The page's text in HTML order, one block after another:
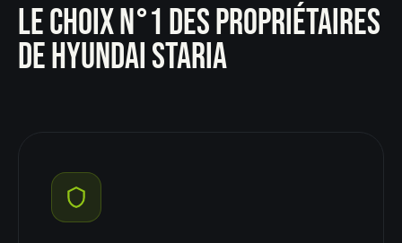
LE CHOIX N°1 DES PROPRIÉTAIRES
DE HYUNDAI STARIA